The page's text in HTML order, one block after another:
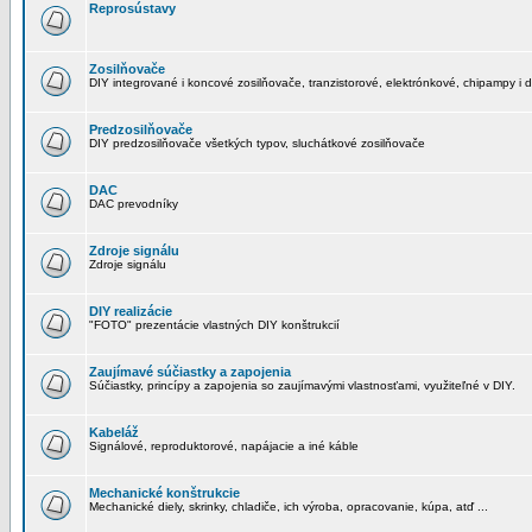
Reprosústavy
Zosilňovače
DIY integrované i koncové zosilňovače, tranzistorové, elektrónkové, chipampy i
Predzosilňovače
DIY predzosilňovače všetkých typov, sluchátkové zosilňovače
DAC
DAC prevodníky
Zdroje signálu
Zdroje signálu
DIY realizácie
"FOTO" prezentácie vlastných DIY konštrukcií
Zaujímavé súčiastky a zapojenia
Súčiastky, princípy a zapojenia so zaujímavými vlastnosťami, využiteľné v DIY.
Kabeláž
Signálové, reproduktorové, napájacie a iné káble
Mechanické konštrukcie
Mechanické diely, skrinky, chladiče, ich výroba, opracovanie, kúpa, atď ...